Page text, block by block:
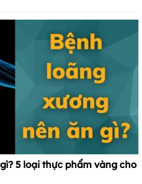
5 loại thực phẩm vàng cho